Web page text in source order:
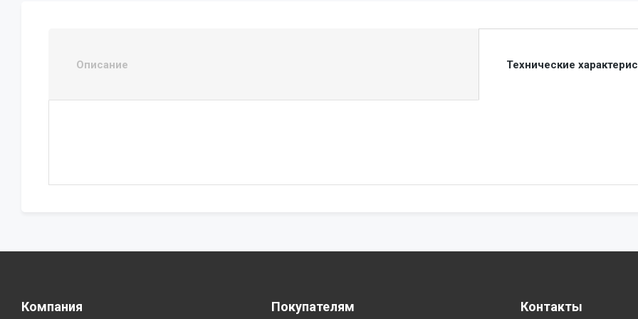
Описание Технические
Компания Покупателям Контакты